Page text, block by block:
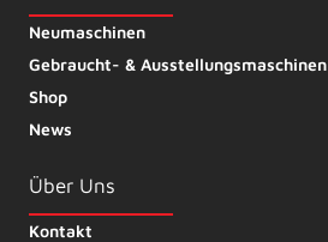
Neumaschinen
Gebraucht- & Ausstellungsmaschinen
Shop
News
Über Uns
Kontakt